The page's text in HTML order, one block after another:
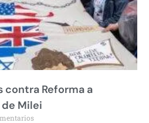
contra Reforma a
Milei